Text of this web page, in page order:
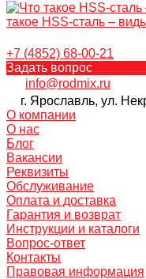
такое HSS-сталь –
+7 (4852) 68-00-21
Задать вопрос
info@rodmix.ru
г. Ярославль, ул.
О компании
О нас
Блог
Вакансии
Реквизиты
Обслуживание
Оплата и доставка
Гарантия и возврат
Инструкции и каталоги
Вопрос-ответ
Контакты
Правовая информация